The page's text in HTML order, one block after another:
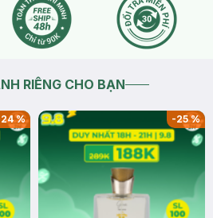
RIÊNG CHO BẠN
24% -25%